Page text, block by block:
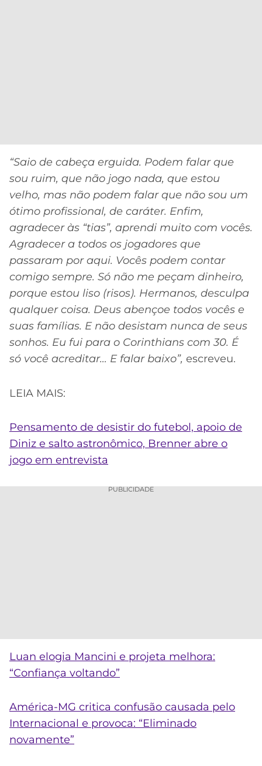
“Saio de cabeça erguida. Podem falar que
sou ruim, que não jogo nada, que estou
velho, mas não podem falar que não sou um
ótimo profissional, de caráter. Enfim,
agradecer às “tias”, aprendi muito com vocês.
Agradecer a todos os jogadores que
passaram por aqui. Vocês podem contar
comigo sempre. Só não me peçam dinheiro,
porque estou liso (risos). Hermanos, desculpa
qualquer coisa. Deus abençoe todos vocês e
suas famílias. E não desistam nunca de seus
sonhos. Eu fui para o Corinthians com 30. É
só você acreditar… E falar baixo”, escreveu.
LEIA MAIS:
Pensamento de desistir do futebol, apoio de
Diniz e salto astronômico, Brenner abre o
jogo em entrevista
PUBLICIDADE
Luan elogia Mancini e projeta melhora:
“Confiança voltando”
América-MG critica confusão causada pelo
Internacional e provoca: “Eliminado
novamente”